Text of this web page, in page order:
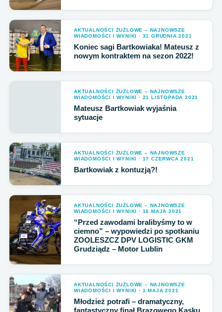
AKTUALNOŚCI ŻUŻLOWE – NAJNOWSZE
WIADOMOŚCI I WYNIKI · 31 GRUDNIA 2021
Koniec sagi Bartkowiaka! Mateusz z
nowym kontraktem na sezon 2022!
AKTUALNOŚCI ŻUŻLOWE – NAJNOWSZE
WIADOMOŚCI I WYNIKI · 21 LISTOPADA 2021
Mateusz Bartkowiak wyjaśnia
sytuacje
AKTUALNOŚCI ŻUŻLOWE – NAJNOWSZE
WIADOMOŚCI I WYNIKI · 17 CZERWCA 2021
Bartkowiak z kontuzją?!
AKTUALNOŚCI ŻUŻLOWE – NAJNOWSZE
WIADOMOŚCI I WYNIKI · 16 MAJA 2021
“Przed zawodami bralibyśmy to w
ciemno” – wypowiedzi po spotkaniu
ZOOLESZCZ DPV LOGISTIC GKM
Grudziądz – Motor Lublin
AKTUALNOŚCI ŻUŻLOWE – NAJNOWSZE
WIADOMOŚCI I WYNIKI · 1 MAJA 2021
Młodzież potrafi – dramatyczny,
fantastyczny finał Brązowego Kasku